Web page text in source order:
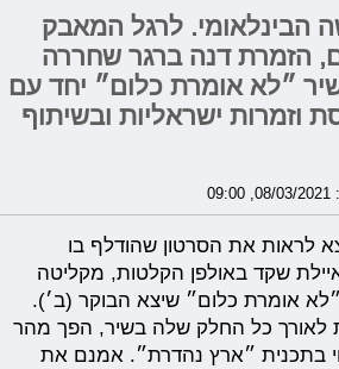
הבינלאומי. לרגל המאבק
הזמרת דנה ברגר שחררה
״לא אומרת כלום״ יחד עם
כנסת וזמרות ישראליות ובשיתוף
לראות את הסרטון שהודלף בו
שקד באולפן הקלטות, מקליטה
אומרת כלום״ שיצא הבוקר (ב׳).
לאורך כל החלק שלה בשיר, הפך מהר
בתכנית ״ארץ נהדרת״. אמנם את